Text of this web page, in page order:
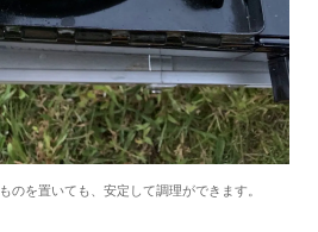
のを置いても、安定して調理ができます。